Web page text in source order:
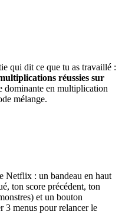
qui dit ce que tu as travaillé :
réussies sur
dominante en multiplication
mélange.
Netflix : un bandeau en haut
ton score précédent, ton
et un bouton
3 menus pour relancer le